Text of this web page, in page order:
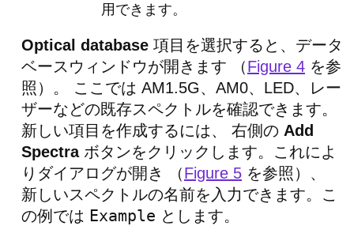
用できます。
Optical database 項目を選択すると、データ
ベースウィンドウが開きます （Figure 4 を参
照）。 ここでは AM1.5G、AM0、LED、レー
ザーなどの既存スペクトルを確認できます。
新しい項目を作成するには、 右側の Add
Spectraボタンをクリックします。これによ
りダイアログが開き （Figure 5 を参照）、
新しいスペクトルの名前を入力できます。こ
の例では Example とします。